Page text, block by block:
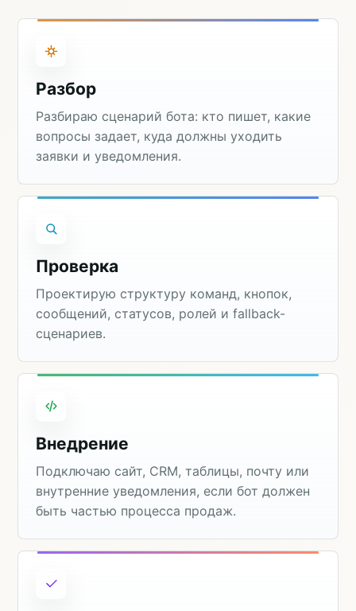
Разбор
Разбираю сценарий бота: кто пишет, какие
вопросы задает, куда должны уходить
заявки и уведомления.
Проверка
Проектирую структуру команд, кнопок,
сообщений, статусов, ролей и fallback-
сценариев.
Внедрение
Подключаю сайт, CRM, таблицы, почту или
внутренние уведомления, если бот должен
быть частью процесса продаж.